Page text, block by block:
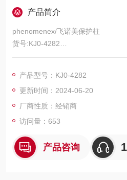
产品简介
phenomenex/飞诺美保护柱
货号:KJ0-4282
描述:SecurityGuard Guard
产品型号：KJ0-4282
更新时间：2024-06-20
厂商性质：经销商
访问量：653
产品咨询